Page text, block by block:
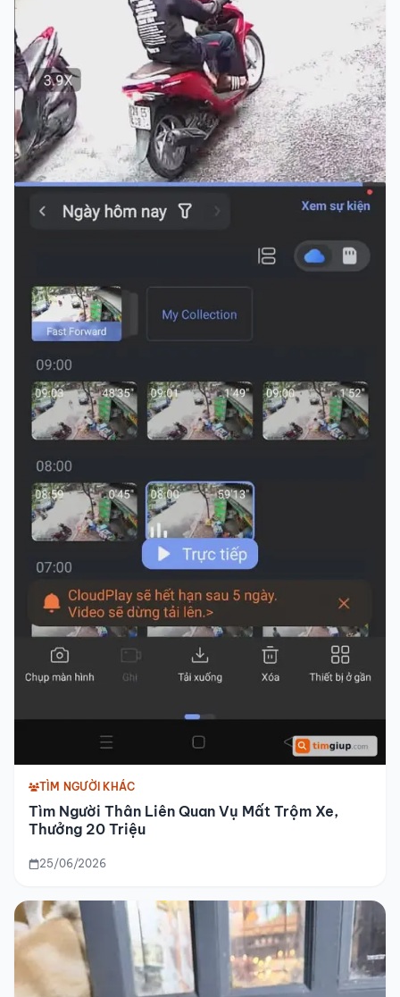
TÌM NGƯỜI KHÁC
Tìm Người Thân Liên Quan Vụ Mất Trộm Xe,
Thưởng 20 Triệu
25/06/2026